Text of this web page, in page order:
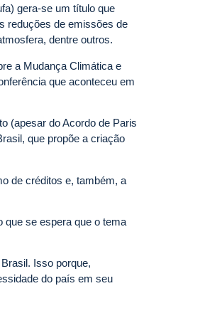
gera-se um título que
reduções de emissões de
dentre outros.
a Mudança Climática e
que aconteceu em
(apesar do Acordo de Paris
que propõe a criação
de créditos e, também, a
que se espera que o tema
Isso porque,
do país em seu